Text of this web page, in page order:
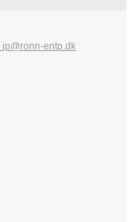
jp@ronn-entp.dk